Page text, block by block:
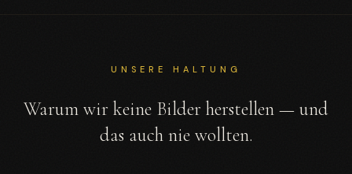
UNSERE HALTUNG
Warum wir keine Bilder herstellen — und
das auch nie wollten.